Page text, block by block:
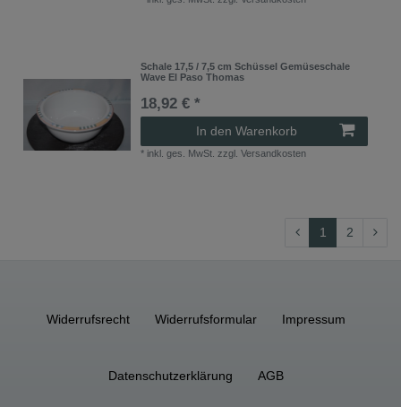
Schale 17,5 / 7,5 cm Schüssel Gemüseschale
Wave El Paso Thomas
18,92 € *
In den Warenkorb
* inkl. ges. MwSt. zzgl.Versandkosten
1 2
Widerrufs­recht Widerrufs­formular Impressum
Daten­schutz­erklärung AGB